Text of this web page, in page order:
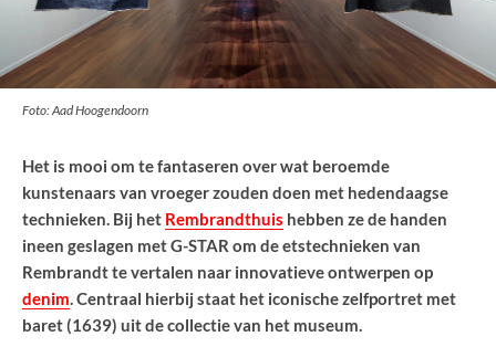
Foto: Aad Hoogendoorn
Het is mooi om te fantaseren over wat beroemde
kunstenaars van vroeger zouden doen met hedendaagse
technieken. Bij het Rembrandthuis hebben ze de handen
ineen geslagen met G-STAR om de etstechnieken van
Rembrandt te vertalen naar innovatieve ontwerpen op
denim. Centraal hierbij staat het iconische zelfportret met
baret (1639) uit de collectie van het museum.